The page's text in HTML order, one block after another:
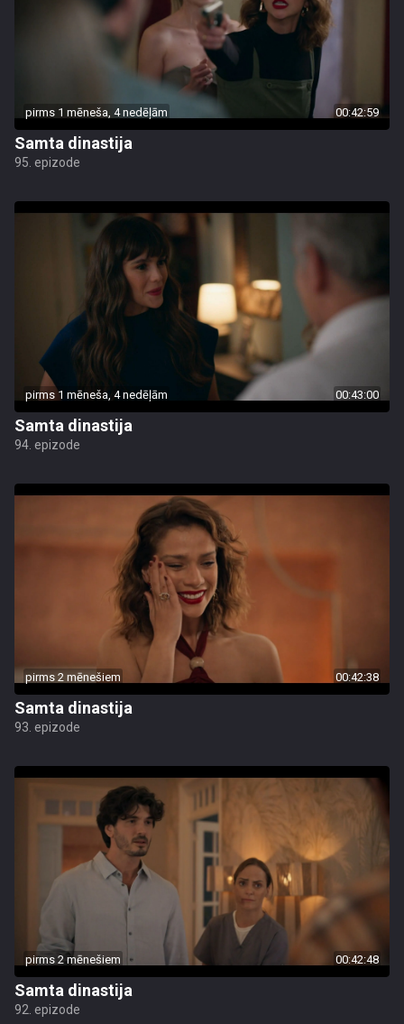
pirms 1 mēneša, 4 nedēļām 00:42:59
Samta dinastija
95. epizode
pirms 1 mēneša, 4 nedēļām 00:43:00
Samta dinastija
94. epizode
pirms 2 mēnešiem 00:42:38
Samta dinastija
93. epizode
pirms 2 mēnešiem 00:42:48
Samta dinastija
92. epizode